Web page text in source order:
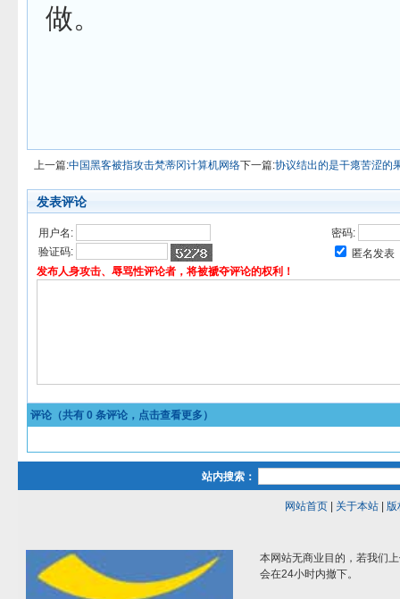
做。
上一篇:中国黑客被指攻击梵蒂冈计算机网络下一篇:协议结出的是干瘪苦涩的
发表评论
用户名:
密码:
验证码:
匿名发表
发布人身攻击、辱骂性评论者，将被褫夺评论的权利！
评论（共有 0 条评论，点击查看更多）
站内搜索：
网站首页| 关于本站| 版
本网站无商业目的，若我们
会在24小时内撤下。